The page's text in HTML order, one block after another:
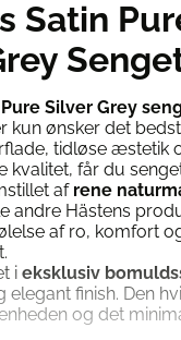
Satin
Silver Grey
kun ønsker det
tidløse æstetik
kvalitet, får du
af rene
andre Hästens
af ro, komfort
i eksklusiv
elegant finish. Den
og det